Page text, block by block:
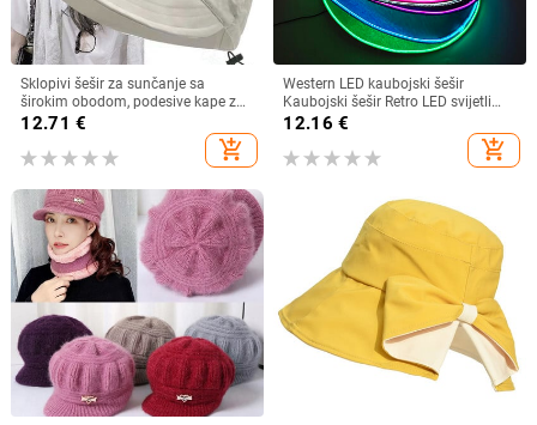
Sklopivi šešir za sunčanje sa
širokim obodom, podesive kape za
muškarce, žene, šeširi za plažu,
ljetni brzosušeći viziri, ribarska kapa
12.71 €
add_shopping_cart
Western LED kaubojski šešir
Kaubojski šešir Retro LED svijetli
obod Jazz cilindar Svjetleći
mladenkin šešir Cosplay kostim
Kaubojsko odijelo za žene
12.16 €
add_shopping_cart